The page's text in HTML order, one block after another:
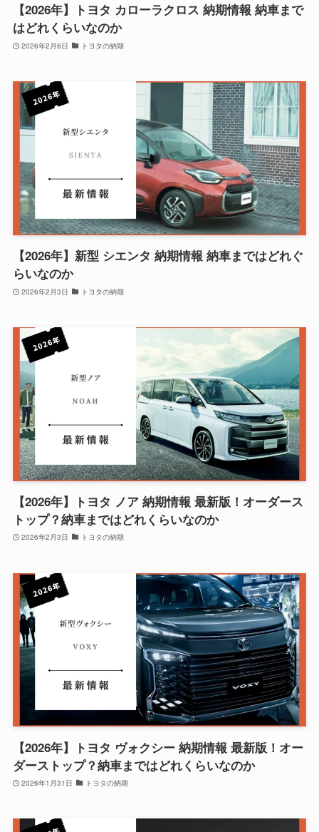
【2026年】トヨタ カローラクロス 納期情報 納車まで
はどれくらいなのか
2026年2月6日 トヨタの納期
【2026年】新型 シエンタ 納期情報 納車まではどれぐ
らいなのか
2026年2月3日 トヨタの納期
【2026年】トヨタ ノア 納期情報 最新版！オーダース
トップ？納車まではどれくらいなのか
2026年2月3日 トヨタの納期
【2026年】トヨタ ヴォクシー 納期情報 最新版！オー
ダーストップ？納車まではどれくらいなのか
2026年1月31日 トヨタの納期